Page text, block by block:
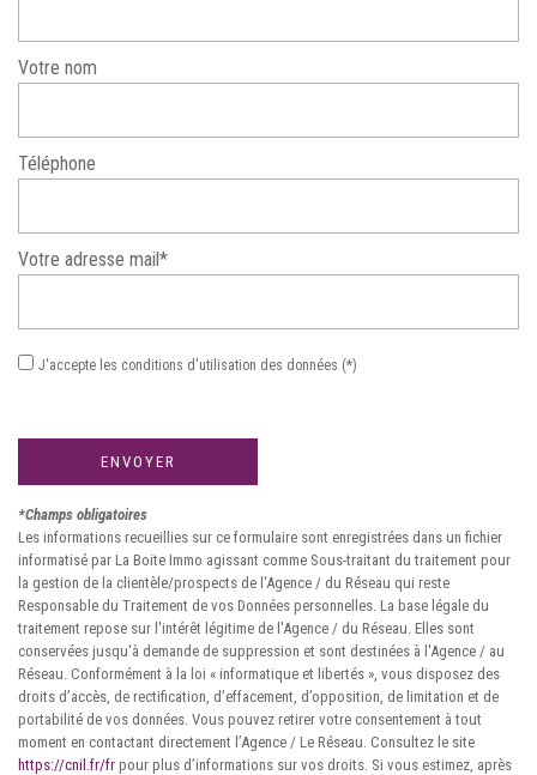
Votre nom
Téléphone
Votre adresse mail*
J'accepte les conditions d'utilisation des données (*)
ENVOYER
*Champs obligatoires
Les informations recueillies sur ce formulaire sont enregistrées dans un fichier
informatisé par La Boite Immo agissant comme Sous-traitant du traitement pour
la gestion de la clientèle/prospects de l'Agence / du Réseau qui reste
Responsable du Traitement de vos Données personnelles. La base légale du
traitement repose sur l'intérêt légitime de l'Agence / du Réseau. Elles sont
conservées jusqu'à demande de suppression et sont destinées à l'Agence / au
Réseau. Conformément à la loi « informatique et libertés », vous disposez des
droits d’accès, de rectification, d’effacement, d’opposition, de limitation et de
portabilité de vos données. Vous pouvez retirer votre consentement à tout
moment en contactant directement l’Agence / Le Réseau. Consultez le site
https://cnil.fr/fr pour plus d’informations sur vos droits. Si vous estimez, après